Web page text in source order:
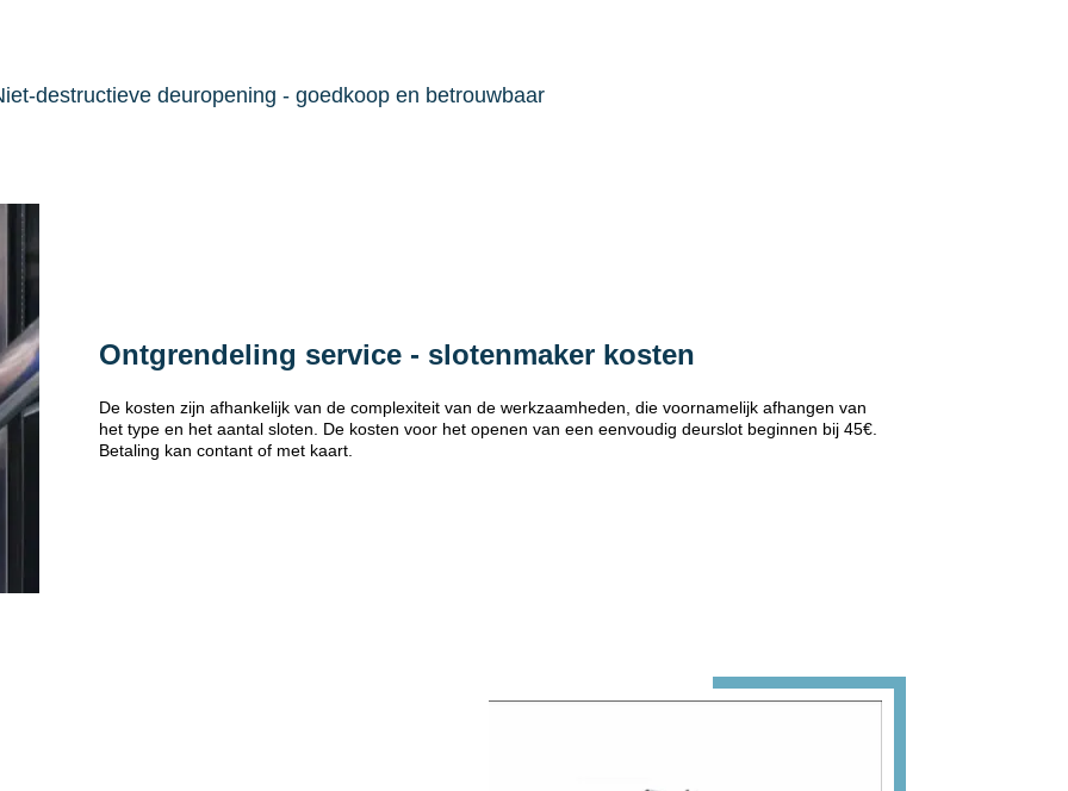
destructieve deuropening - goedkoop en betrouwbaar
Ontgrendeling service - slotenmaker kosten
De kosten zijn afhankelijk van de complexiteit van de werkzaamheden, die voornamelijk afhangen van
het type en het aantal sloten. De kosten voor het openen van een eenvoudig deurslot beginnen bij 45€.
Betaling kan contant of met kaart.